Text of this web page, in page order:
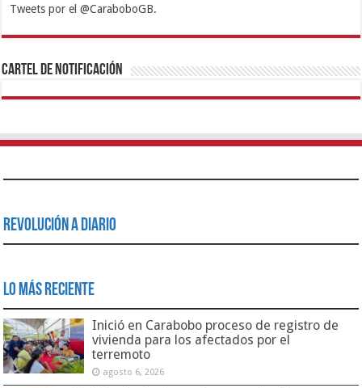
Tweets por el @CaraboboGB.
1xbetBetturkeyBetistKralbetSupertotobetTipobetMatadorbetMariobet
https://mvbcasino.com/
Cartel de Notificación
Revolución a Diario
Lo Más Reciente
Inició en Carabobo proceso de registro de
vivienda para los afectados por el
terremoto
agosto 6, 2026